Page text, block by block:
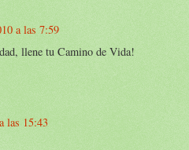
a las 7:59
llene tu Camino de Vida!
las 15:43